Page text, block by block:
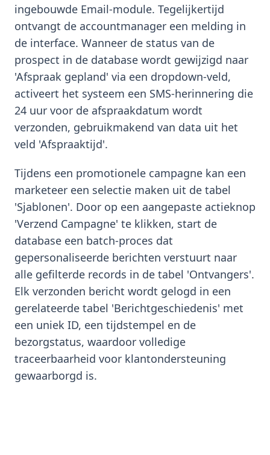
ingebouwde Email-module. Tegelijkertijd
ontvangt de accountmanager een melding in
de interface. Wanneer de status van de
prospect in de database wordt gewijzigd naar
'Afspraak gepland' via een dropdown-veld,
activeert het systeem een SMS-herinnering die
24 uur voor de afspraakdatum wordt
verzonden, gebruikmakend van data uit het
veld 'Afspraaktijd'.
Tijdens een promotionele campagne kan een
marketeer een selectie maken uit de tabel
'Sjablonen'. Door op een aangepaste actieknop
'Verzend Campagne' te klikken, start de
database een batch-proces dat
gepersonaliseerde berichten verstuurt naar
alle gefilterde records in de tabel 'Ontvangers'.
Elk verzonden bericht wordt gelogd in een
gerelateerde tabel 'Berichtgeschiedenis' met
een uniek ID, een tijdstempel en de
bezorgstatus, waardoor volledige
traceerbaarheid voor klantondersteuning
gewaarborgd is.